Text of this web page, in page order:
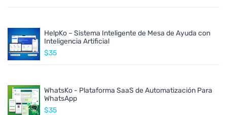
HelpKo – Sistema Inteligente de Mesa de Ayuda con
Inteligencia Artificial
$35
WhatsKo - Plataforma SaaS de Automatización Para
WhatsApp
$35